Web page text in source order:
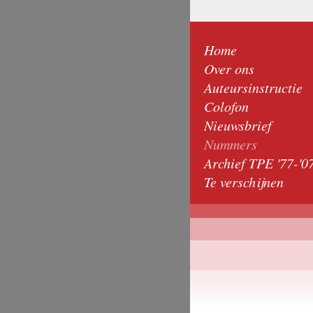
Home
Over ons
Auteursinstructie
Colofon
Nieuwsbrief
Nummers
Archief TPE '77-
Te verschijnen